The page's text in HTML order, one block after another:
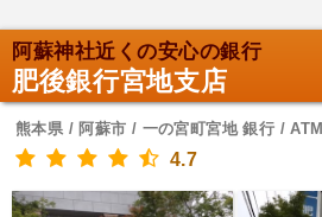
阿蘇神社近くの安心の銀行
肥後銀行宮地支店
熊本県 / 阿蘇市 / 一の宮町宮地 銀行 / ATM
4.7